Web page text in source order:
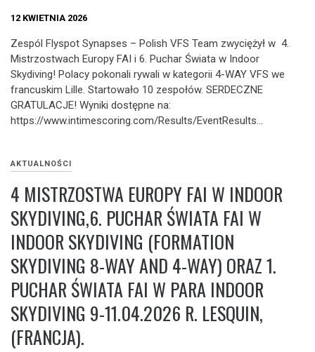
12 KWIETNIA 2026
Zespól Flyspot Synapses – Polish VFS Team zwyciężył w 4.
Mistrzostwach Europy FAI i 6. Puchar Świata w Indoor
Skydiving! Polacy pokonali rywali w kategorii 4-WAY VFS we
francuskim Lille. Startowało 10 zespołów. SERDECZNE
GRATULACJE! Wyniki dostępne na:
https://www.intimescoring.com/Results/EventResults…
AKTUALNOŚCI
4 MISTRZOSTWA EUROPY FAI W INDOOR
SKYDIVING,6. PUCHAR ŚWIATA FAI W
INDOOR SKYDIVING (FORMATION
SKYDIVING 8-WAY AND 4-WAY) ORAZ 1.
PUCHAR ŚWIATA FAI W PARA INDOOR
SKYDIVING 9-11.04.2026 R. LESQUIN,
(FRANCJA).